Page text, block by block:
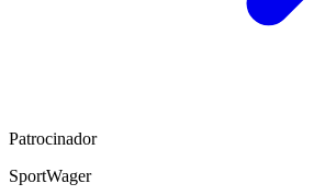
Patrocinador
SportWager